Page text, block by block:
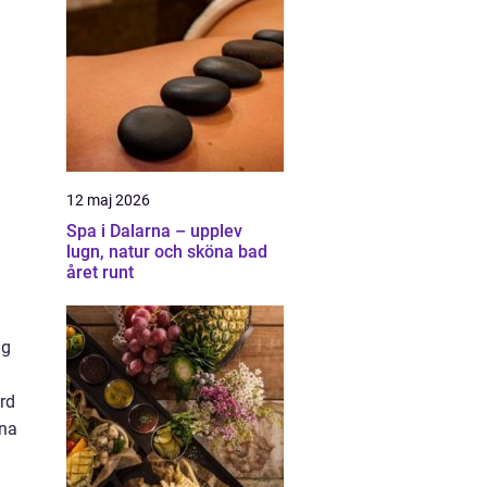
12 maj 2026
Spa i Dalarna – upplev
lugn, natur och sköna bad
året runt